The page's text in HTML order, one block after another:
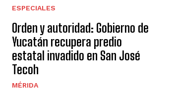
ESPECIALES
Orden y autoridad: Gobierno de
Yucatán recupera predio
estatal invadido en San José
Tecoh
MÉRIDA